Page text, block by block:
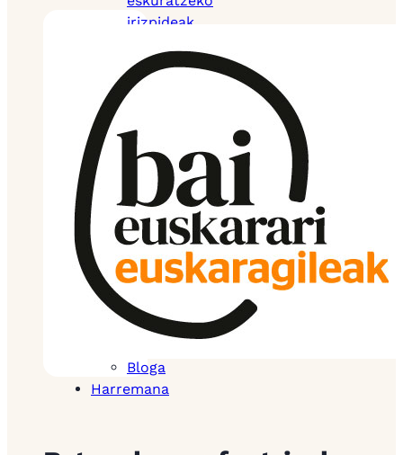
irizpideak
mapa
Ziurtagiria
arrazoi
Ziurtagiri
bereziak
Autodiagnostikoa
Baliabideak
Proiektuak
Komunitatea
Ziurtagiridunen
mapa
Media
Bloga
Harremana